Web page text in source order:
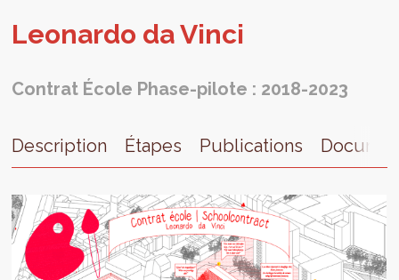
Leo­nardo da Vinci
Contrat École Phase-pilote : 2018-2023
Description Étapes Publications